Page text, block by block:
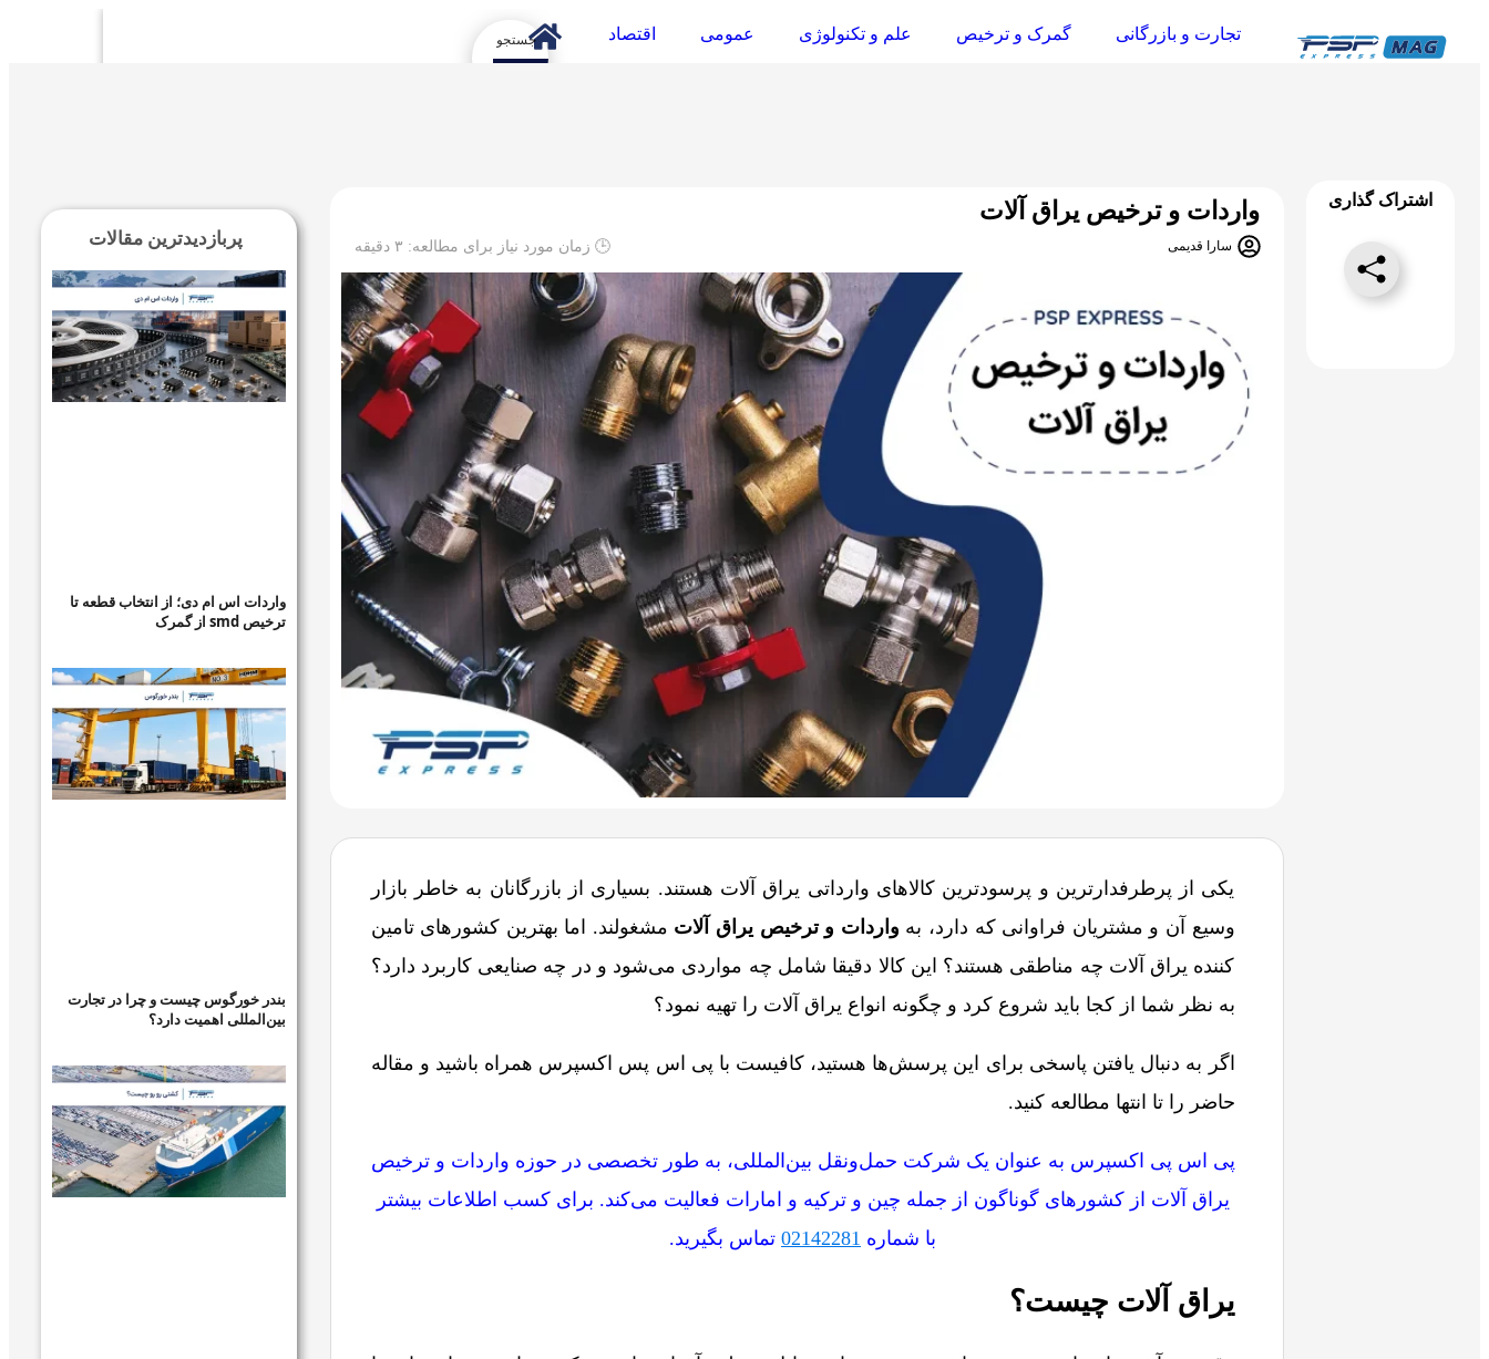
تجارت و بازرگانی گمرک و ترخیص علم و تکنولوژی عمومی اقتصاد
اشتراک گذاری واردات و ترخیص یراق آلات
سارا قدیمی 🕒 زمان مورد نیاز برای مطالعه: ۳ دقیقه
یکی از پرطرفدارترین و پرسودترین کالاهای وارداتی یراق آلات هستند. بسیاری از بازرگانان به خاطر بازار
وسیع آن و مشتریان فراوانی که دارد، به واردات و ترخیص یراق آلات مشغولند. اما بهترین کشورهای تامین
کننده یراق آلات چه مناطقی هستند؟ این کالا دقیقا شامل چه مواردی می‌شود و در چه صنایعی کاربرد دارد؟
به نظر شما از کجا باید شروع کرد و چگونه انواع یراق آلات را تهیه نمود؟
اگر به دنبال یافتن پاسخی برای این پرسش‌ها هستید، کافیست با پی اس پس اکسپرس همراه باشید و مقاله
حاضر را تا انتها مطالعه کنید.
پی اس پی اکسپرس به عنوان یک شرکت حمل‌ونقل بین‌المللی، به طور تخصصی در حوزه واردات و ترخیص
یراق آلات از کشورهای گوناگون از جمله چین و ترکیه و امارات فعالیت می‌کند. برای کسب اطلاعات بیشتر
با شماره 02142281 تماس بگیرید.
یراق آلات چیست؟
پربازدیدترین مقالات
واردات اس ام دی؛ از انتخاب قطعه تا
ترخیص smd از گمرک
بندر خورگوس چیست و چرا در تجارت
بین‌المللی اهمیت دارد؟